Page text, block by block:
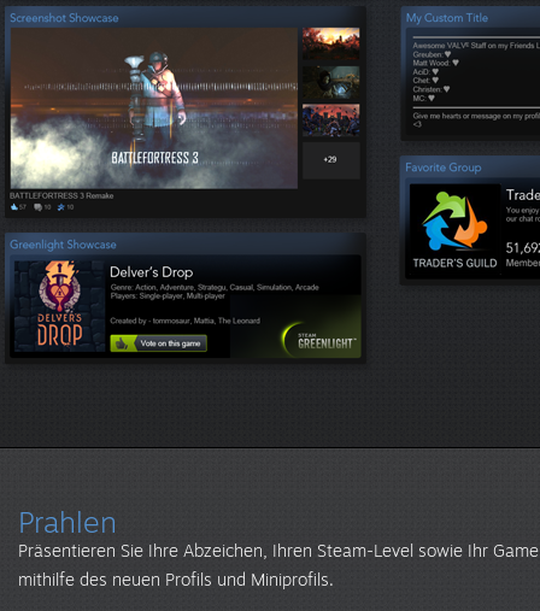
Prahlen
Präsentieren Sie Ihre Abzeichen, Ihren Steam-Level sowie Ihr
mithilfe des neuen Profils und Miniprofils.